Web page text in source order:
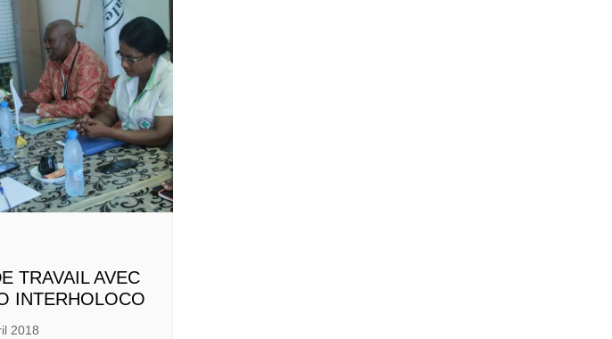
TRAVAIL AVEC
INTERHOLOCO
2018